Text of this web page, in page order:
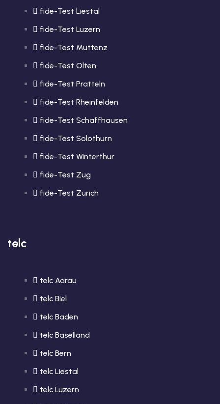
fide-Test Liestal
fide-Test Luzern
fide-Test Muttenz
fide-Test Olten
fide-Test Pratteln
fide-Test Rheinfelden
fide-Test Schaffhausen
fide-Test Solothurn
fide-Test Winterthur
fide-Test Zug
fide-Test Zürich
telc
telc Aarau
telc Biel
telc Baden
telc Baselland
telc Bern
telc Liestal
telc Luzern